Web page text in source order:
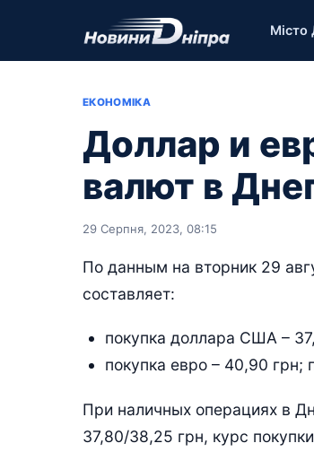
Місто
ЕКОНОМІКА
Доллар и
валют в
29 Серпня, 2023, 08:15
По данным на вторник 29
составляет:
покупка доллара США –
покупка евро – 40,90 грн;
При наличных операциях в
37,80/38,25 грн, курс